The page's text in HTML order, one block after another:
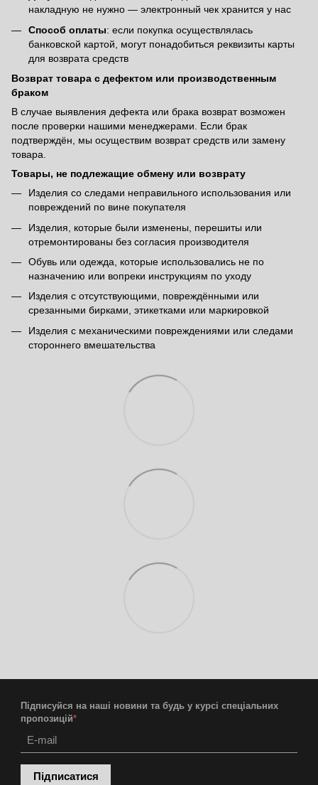
накладную не нужно — электронный чек хранится у нас
Способ оплаты: если покупка осуществлялась
банковской картой, могут понадобиться реквизиты карты
для возврата средств
Возврат товара с дефектом или производственным
браком
В случае выявления дефекта или брака возврат возможен
после проверки нашими менеджерами. Если брак
подтверждён, мы осуществим возврат средств или замену
товара.
Товары, не подлежащие обмену или возврату
Изделия со следами неправильного использования или
повреждений по вине покупателя
Изделия, которые были изменены, перешиты или
отремонтированы без согласия производителя
Обувь или одежда, которые использовались не по
назначению или вопреки инструкциям по уходу
Изделия с отсутствующими, повреждёнными или
срезанными бирками, этикетками или маркировкой
Изделия с механическими повреждениями или следами
стороннего вмешательства
Підписуйся на наші новини та будь у курсі спеціальних
пропозицій*
Підписатися